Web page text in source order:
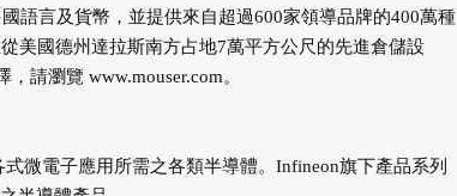
語言及貨幣，並提供來自超過600家領導品牌的400萬種
美國德州達拉斯南方占地7萬平方公尺的先進倉儲設
，請瀏覽 www.mouser.com。
微電子應用所需之各類半導體。Infineon旗下產品系列